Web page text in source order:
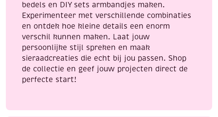
bedels en DIY sets armbandjes maken.
Experimenteer met verschillende combinaties
en ontdek hoe kleine details een enorm
verschil kunnen maken. Laat jouw
persoonlijke stijl spreken en maak
sieraadcreaties die echt bij jou passen. Shop
de collectie en geef jouw projecten direct de
perfecte start!